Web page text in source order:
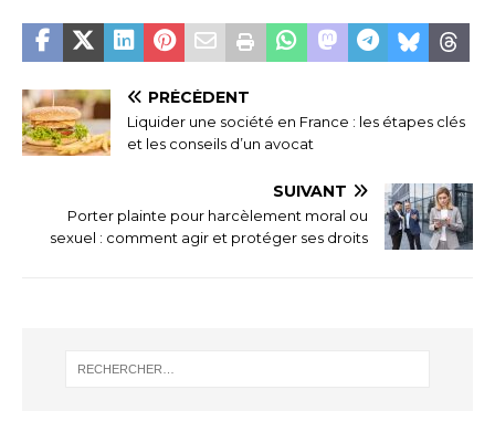
PRÉCÉDENT
Liquider une société en France : les étapes clés
et les conseils d’un avocat
SUIVANT
Porter plainte pour harcèlement moral ou
sexuel : comment agir et protéger ses droits